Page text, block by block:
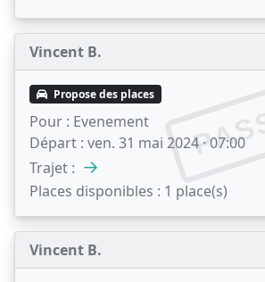
Vincent B.
Propose des places
Pour : Evenement
Départ : ven. 31 mai 2024 · 07:00
Trajet : →
Places disponibles : 1 place(s)
Vincent B.